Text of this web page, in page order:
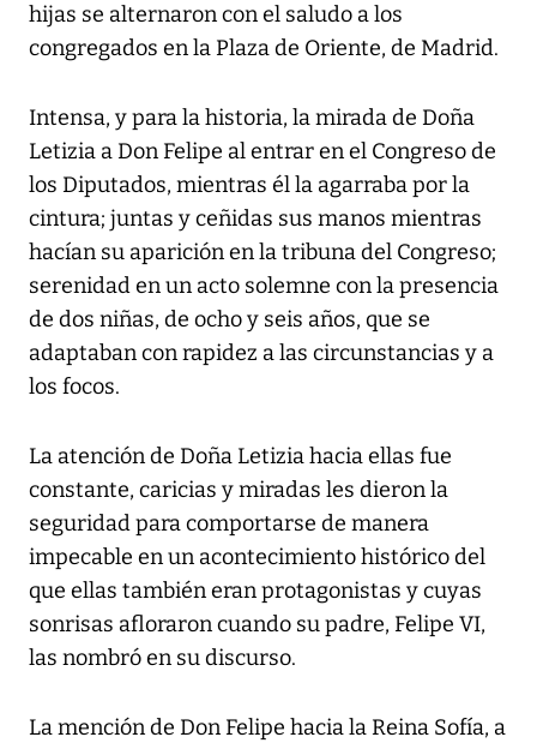
hijas se alternaron con el saludo a los
congregados en la Plaza de Oriente, de Madrid.
Intensa, y para la historia, la mirada de Doña
Letizia a Don Felipe al entrar en el Congreso de
los Diputados, mientras él la agarraba por la
cintura; juntas y ceñidas sus manos mientras
hacían su aparición en la tribuna del Congreso;
serenidad en un acto solemne con la presencia
de dos niñas, de ocho y seis años, que se
adaptaban con rapidez a las circunstancias y a
los focos.
La atención de Doña Letizia hacia ellas fue
constante, caricias y miradas les dieron la
seguridad para comportarse de manera
impecable en un acontecimiento histórico del
que ellas también eran protagonistas y cuyas
sonrisas afloraron cuando su padre, Felipe VI,
las nombró en su discurso.
La mención de Don Felipe hacia la Reina Sofía, a